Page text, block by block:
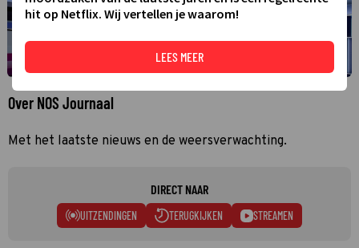
Over NOS Journaal
Met het laatste nieuws en de weersverwachting.
DIRECT NAAR
UITZENDINGEN TERUGKIJKEN STREAMEN
hit op Netflix. Wij vertellen je waarom!
LEES MEER